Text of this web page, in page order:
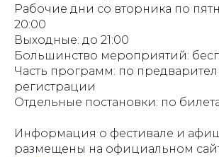
Рабочие дни со вторника по
20:00
Выходные: до 21:00
Большинство мероприятий:
Часть программ: по
регистрации
Отдельные постановки: по
Информация о фестивале и
размещены на официальном